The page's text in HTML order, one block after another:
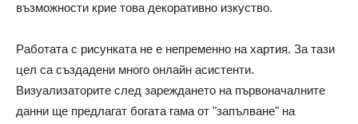
възможности крие това декоративно изкуство.
Работата с рисунката не е непременно на хартия. За тази
цел са създадени много онлайн асистенти.
Визуализаторите след зареждането на първоначалните
данни ще предлагат богата гама от "запълване" на